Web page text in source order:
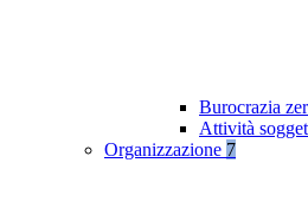
Burocrazia
Attività
Organizzazione 7